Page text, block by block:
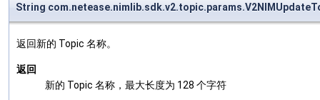
String
返回新的 Topic 名称。
返回
新的 Topic 名称，最大长度为 128 个字符